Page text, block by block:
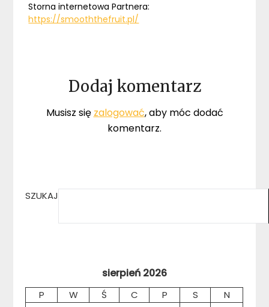
Storna internetowa Partnera:
https://smooththefruit.pl/
Dodaj komentarz
Musisz się zalogować, aby móc dodać
komentarz.
SZUKAJ
sierpień 2026
P W Ś C P S
N